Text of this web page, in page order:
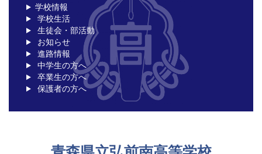
学校情報
学校生活
生徒会・部活動
お知らせ
進路情報
中学生の方へ
卒業生の方へ
保護者の方へ